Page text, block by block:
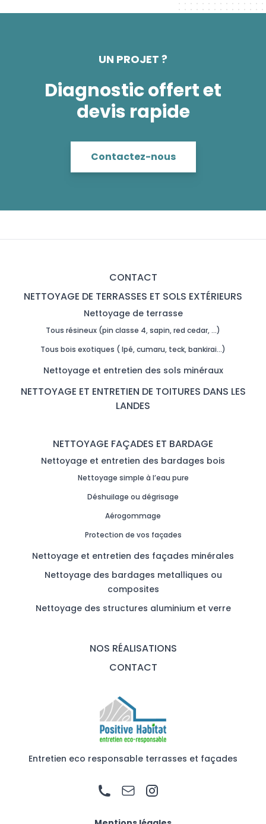
UN PROJET ?
Diagnostic offert et
devis rapide
Contactez-nous
Entretien eco responsable terrasses et façades
CONTACT
NETTOYAGE DE TERRASSES ET SOLS EXTÉRIEURS
Nettoyage de terrasse
Tous résineux (pin classe 4, sapin, red cedar, …)
Tous bois exotiques ( Ipé, cumaru, teck, bankirai…)
Nettoyage et entretien des sols minéraux
NETTOYAGE ET ENTRETIEN DE TOITURES DANS LES
LANDES
NETTOYAGE FAÇADES ET BARDAGE
Nettoyage et entretien des bardages bois
Nettoyage simple à l’eau pure
Déshuilage ou dégrisage
Aérogommage
Protection de vos façades
Nettoyage et entretien des façades minérales
Nettoyage des bardages metalliques ou
composites
Nettoyage des structures aluminium et verre
NOS RÉALISATIONS
CONTACT